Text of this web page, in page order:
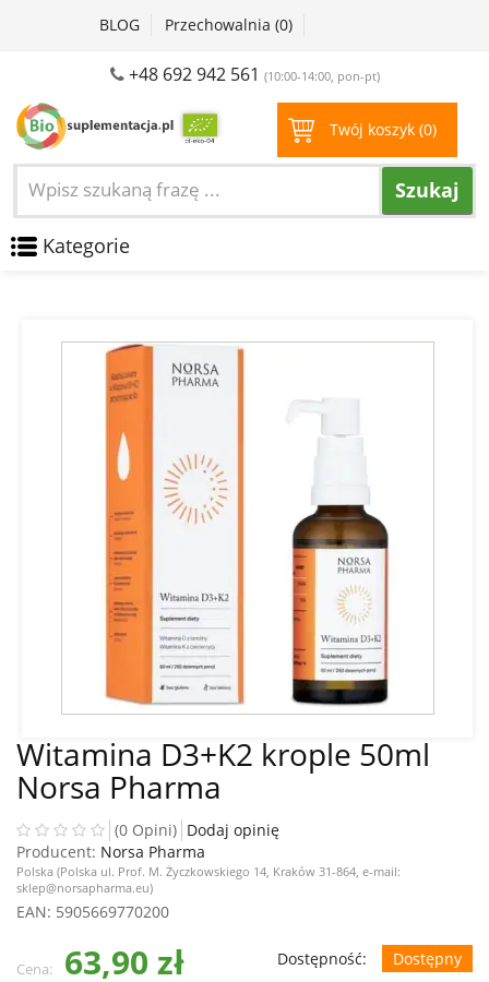
BLOG Przechowalnia (0)
+48 692 942 561 (10:00-14:00, pon-pt)
Twój koszyk (0)
Szukaj
Kategorie
Witamina D3+K2 krople 50ml
Norsa Pharma
(0 Opini) Dodaj opinię
Producent: Norsa Pharma
Polska (Polska ul. Prof. M. Życzkowskiego 14, Kraków 31-864, e-mail:
sklep@norsapharma.eu)
EAN: 5905669770200
Cena: 63,90 zł Dostępność: Dostępny